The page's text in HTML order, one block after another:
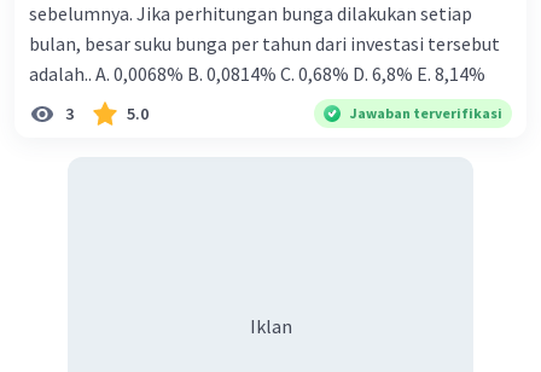
Iklan
sebelumnya. Jika perhitungan bunga dilakukan setiap
bulan, besar suku bunga per tahun dari investasi tersebut
adalah.. A. 0,0068% B. 0,0814% C. 0,68% D. 6,8% Ε. 8,14%
3 5.0 Jawaban terverifikasi
Iklan